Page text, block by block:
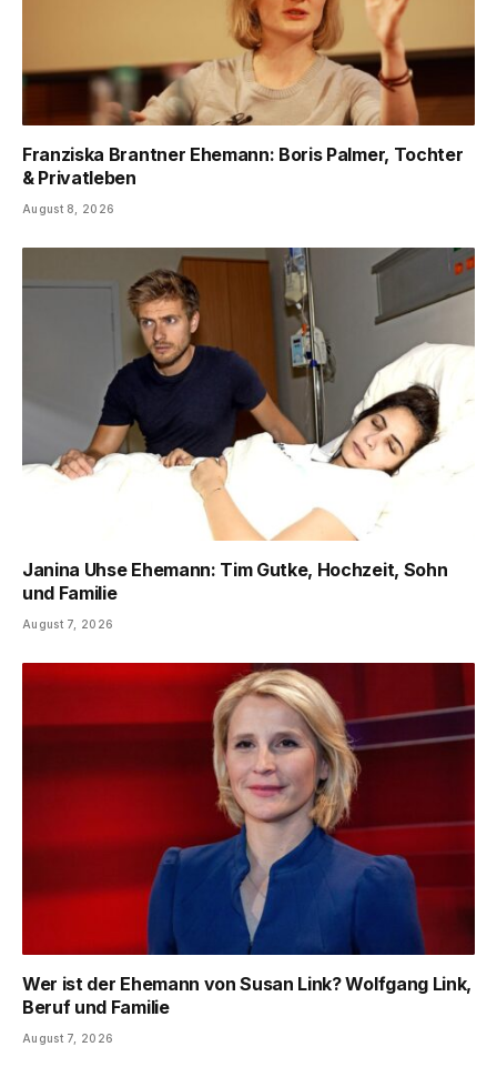
Franziska Brantner Ehemann: Boris Palmer, Tochter
& Privatleben
August 8, 2026
Janina Uhse Ehemann: Tim Gutke, Hochzeit, Sohn
und Familie
August 7, 2026
Wer ist der Ehemann von Susan Link? Wolfgang Link,
Beruf und Familie
August 7, 2026